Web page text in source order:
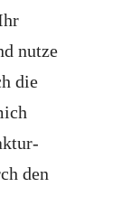
nutze
die
den